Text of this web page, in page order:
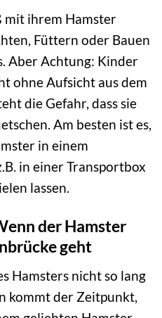
mit ihrem Hamster
Füttern oder Bauen
Aber Achtung: Kinder
ohne Aufsicht aus dem
die Gefahr, dass sie
Am besten ist es,
in einem
in einer Transportbox
lassen.
der Hamster
geht
Hamsters nicht so lang
kommt der Zeitpunkt,